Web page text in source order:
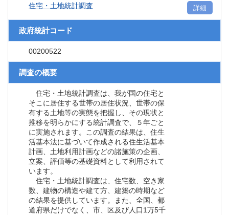
住宅・土地統計調査 詳細
政府統計コード
00200522
調査の概要
住宅・土地統計調査は、我が国の住宅と
そこに居住する世帯の居住状況、世帯の保
有する土地等の実態を把握し、その現状と
推移を明らかにする統計調査で、５年ごと
に実施されます。この調査の結果は、住生
活基本法に基づいて作成される住生活基本
計画、土地利用計画などの諸施策の企画、
立案、評価等の基礎資料として利用されて
います。
住宅・土地統計調査は、住宅数、空き家
数、建物の構造や建て方、建築の時期など
の結果を提供しています。また、全国、都
道府県だけでなく、市、区及び人口1万5千